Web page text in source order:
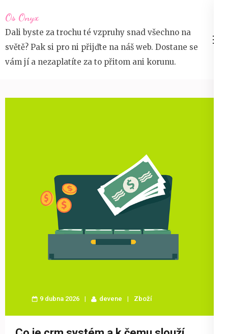
na
obsah
(stiskněte
Enter)
Os Onyx
Dali byste za trochu té vzpruhy snad všechno na
světě? Pak si pro ni přijďte na náš web. Dostane se
vám jí a nezaplatíte za to přitom ani korunu.
9 dubna 2026 devene Zboží